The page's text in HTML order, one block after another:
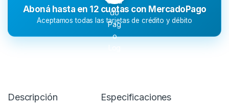
Aboná hasta en 12 cuotas con MercadoPago
Aceptamos todas las tarjetas de crédito y débito
Descripción Especificaciones